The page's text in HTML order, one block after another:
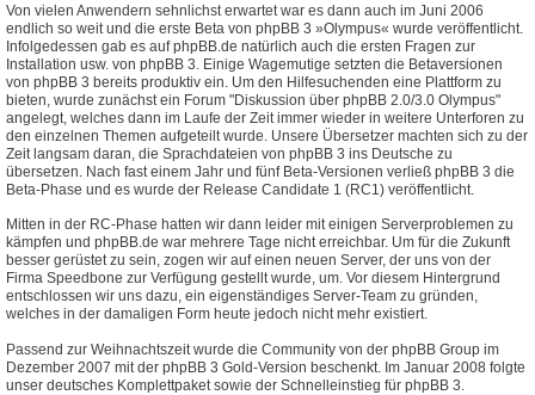
Von vielen Anwendern sehnlichst erwartet war es dann auch im Juni 2006
endlich so weit und die erste Beta von phpBB 3 »Olympus« wurde veröffentlicht.
Infolgedessen gab es auf phpBB.de natürlich auch die ersten Fragen zur
Installation usw. von phpBB 3. Einige Wagemutige setzten die Betaversionen
von phpBB 3 bereits produktiv ein. Um den Hilfesuchenden eine Plattform zu
bieten, wurde zunächst ein Forum "Diskussion über phpBB 2.0/3.0 Olympus"
angelegt, welches dann im Laufe der Zeit immer wieder in weitere Unterforen zu
den einzelnen Themen aufgeteilt wurde. Unsere Übersetzer machten sich zu der
Zeit langsam daran, die Sprachdateien von phpBB 3 ins Deutsche zu
übersetzen. Nach fast einem Jahr und fünf Beta-Versionen verließ phpBB 3 die
Beta-Phase und es wurde der Release Candidate 1 (RC1) veröffentlicht.
Mitten in der RC-Phase hatten wir dann leider mit einigen Serverproblemen zu
kämpfen und phpBB.de war mehrere Tage nicht erreichbar. Um für die Zukunft
besser gerüstet zu sein, zogen wir auf einen neuen Server, der uns von der
Firma Speedbone zur Verfügung gestellt wurde, um. Vor diesem Hintergrund
entschlossen wir uns dazu, ein eigenständiges Server-Team zu gründen,
welches in der damaligen Form heute jedoch nicht mehr existiert.
Passend zur Weihnachtszeit wurde die Community von der phpBB Group im
Dezember 2007 mit der phpBB 3 Gold-Version beschenkt. Im Januar 2008 folgte
unser deutsches Komplettpaket sowie der Schnelleinstieg für phpBB 3.